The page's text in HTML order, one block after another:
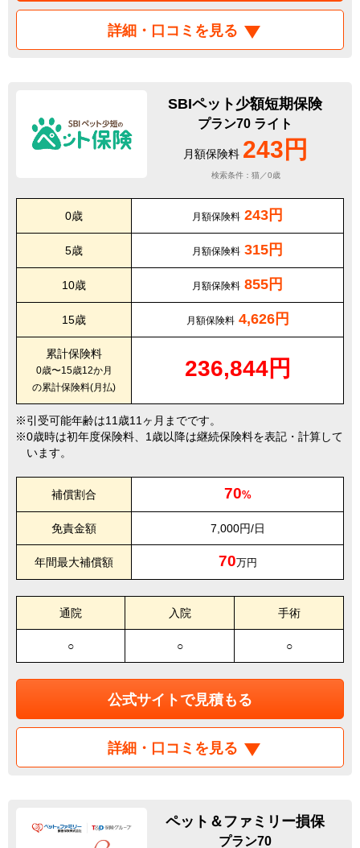
詳細・口コミを見る
SBIペット少額短期保険
プラン70 ライト
月額保険料 243円
検索条件：猫／0歳
0歳 月額保険料 243円
5歳 月額保険料 315円
10歳 月額保険料 855円
15歳 月額保険料 4,626円
累計保険料
0歳〜15歳12か月
の累計保険料(月払)
236,844円
引受可能年齢は11歳11ヶ月までです。
0歳時は初年度保険料、1歳以降は継続保険料を表記・計算して
います。
補償割合 70%
免責金額 7,000円/日
年間最大補償額 70万円
通院 入院 手術
○ ○ ○
公式サイトで見積もる
詳細・口コミを見る
ペット＆ファミリー損保
プラン70